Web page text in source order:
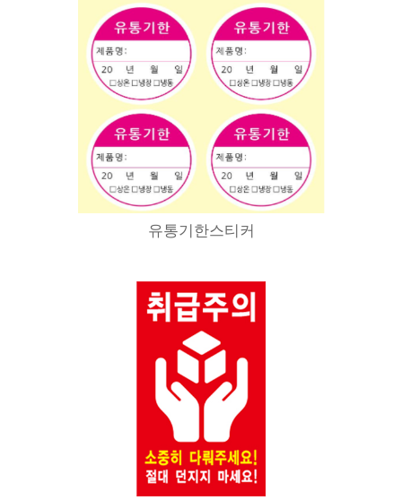
유통기한스티커